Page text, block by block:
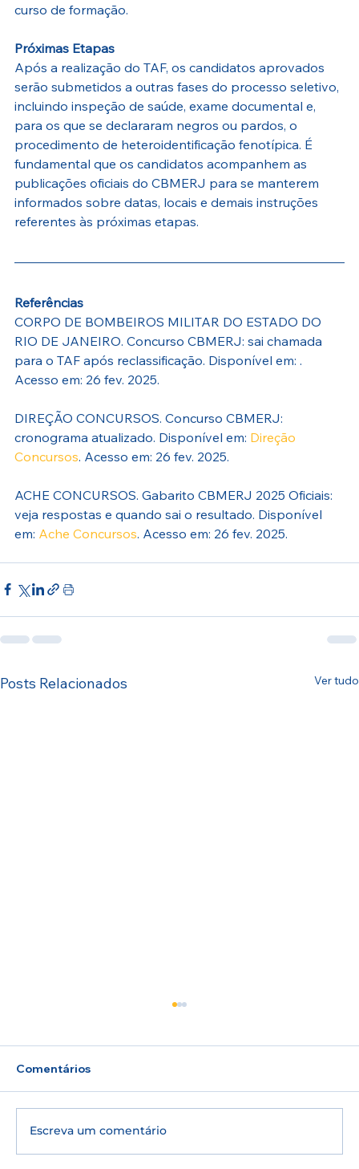
curso de formação.
Próximas Etapas
Após a realização do TAF, os candidatos aprovados
serão submetidos a outras fases do processo seletivo,
incluindo inspeção de saúde, exame documental e,
para os que se declararam negros ou pardos, o
procedimento de heteroidentificação fenotípica. É
fundamental que os candidatos acompanhem as
publicações oficiais do CBMERJ para se manterem
informados sobre datas, locais e demais instruções
referentes às próximas etapas.
Referências
CORPO DE BOMBEIROS MILITAR DO ESTADO DO
RIO DE JANEIRO. Concurso CBMERJ: sai chamada
para o TAF após reclassificação. Disponível em: .
Acesso em: 26 fev. 2025.
DIREÇÃO CONCURSOS. Concurso CBMERJ:
cronograma atualizado. Disponível em: Direção
Concursos. Acesso em: 26 fev. 2025.
ACHE CONCURSOS. Gabarito CBMERJ 2025 Oficiais:
veja respostas e quando sai o resultado. Disponível
em: Ache Concursos. Acesso em: 26 fev. 2025.
Posts Relacionados Ver tudo
Comentários
Escreva um comentário